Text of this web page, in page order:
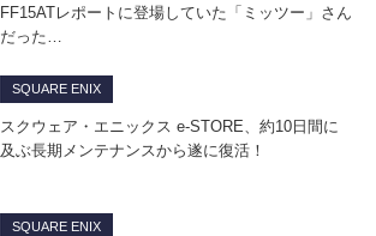
FF15ATレポートに登場していた「ミッツー」さん
だった…
SQUARE ENIX
スクウェア・エニックス e-STORE、約10日間に
及ぶ長期メンテナンスから遂に復活！
SQUARE ENIX